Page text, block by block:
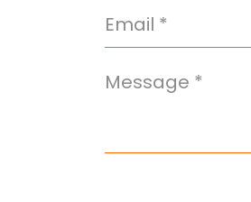
Commerces et
santé
Bar
Email
*
Message